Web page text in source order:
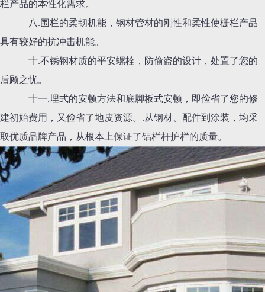
栏产品的本性化需求。
八.围栏的柔韧机能，钢材管材的刚性和柔性使栅栏产品
具有较好的抗冲击机能。
十.不锈钢材质的平安螺栓，防偷盗的设计，处置了您的
后顾之忧。
十一.埋式的安顿方法和底脚板式安顿，即俭省了您的修
建初始费用，又俭省了地皮资源。.从钢材、配件到涂装，均采
取优质品牌产品，从根本上保证了铝栏杆护栏的质量。